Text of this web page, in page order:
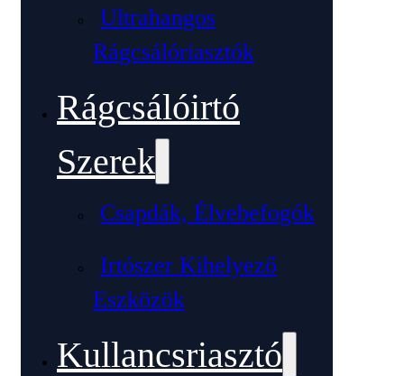
Ultrahangos
Rágcsálóriasztók
Rágcsálóirtó
Szerek
Csapdák, Élvebefogók
Irtószer Kihelyező
Eszközök
Kullancsriasztó